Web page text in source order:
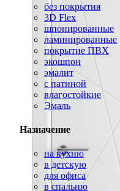
без покрытия
3D Flex
шпонированные
ламинированные
покрытие ПВХ
экошпон
эмалит
с патиной
влагостойкие
Эмаль
Назначение
на кухню
в детскую
для офиса
в спальню